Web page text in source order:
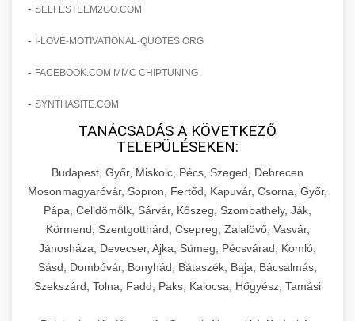
amelyek valós eredményeket hoznak.
szonyegtisztito.net
marketing stratégiai tervrajz
útjáról, bemutatva az utat a küzdő praxistól a
virágzó vállalkozásig 150%-os növekedéssel.
klinika átalakulási történet
Érdeklődés 150%-os Fokozása
Technikák és módszerek a páciensek
érdeklődésének és elkötelezettségének drámai
növeléséhez. Egy 150%-os fellendülési
esettanulmány gyakorlati betekintésekkel.
weboldal-keszites.co
elkötelezettség erősítési módszerek
🎮 19. AI Google Ads és Meta
Kampány Kezelés
Fejlett AI-alapú Google Ads és Meta hirdetési
kampánykezelés. Optimalizálja hirdetési
költségvetését gépi tanulással és
automatizálással.
aikampany.hu AI hirdetési automatizálás
🍞 20. Ipari Dagasztógép +
Professzionális ipari dagasztógépek és
tésztakeverő gépek pékségek és kereskedelmi
konyhák számára. Masszív konstrukció
megbízható teljesítményhez.
🔪 21. Ipari Szeletelőgép +
- SELFESTEEM2GO.COM
- I-LOVE-MOTIVATIONAL-QUOTES.ORG
- FACEBOOK.COM MMC CHIPTUNING
- SYNTHASITE.COM
TANÁCSADÁS A KÖVETKEZŐ
TELEPÜLÉSEKEN:
Budapest, Győr, Miskolc, Pécs, Szeged, Debrecen
Mosonmagyaróvár, Sopron, Fertőd, Kapuvár, Csorna, Győr,
Pápa, Celldömölk, Sárvár, Kőszeg, Szombathely, Ják,
Körmend, Szentgotthárd, Csepreg, Zalalövő, Vasvár,
Jánosháza, Devecser, Ajka, Sümeg, Pécsvárad, Komló,
Sásd, Dombóvár, Bonyhád, Bátaszék, Baja, Bácsalmás,
Szekszárd, Tolna, Fadd, Paks, Kalocsa, Hőgyész, Tamási